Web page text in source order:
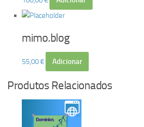
mimo.blog
55,00€ Adicionar
Produtos Relacionados